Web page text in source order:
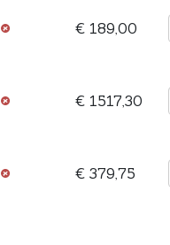
€ 189,00
€ 1517,30
€ 379,75